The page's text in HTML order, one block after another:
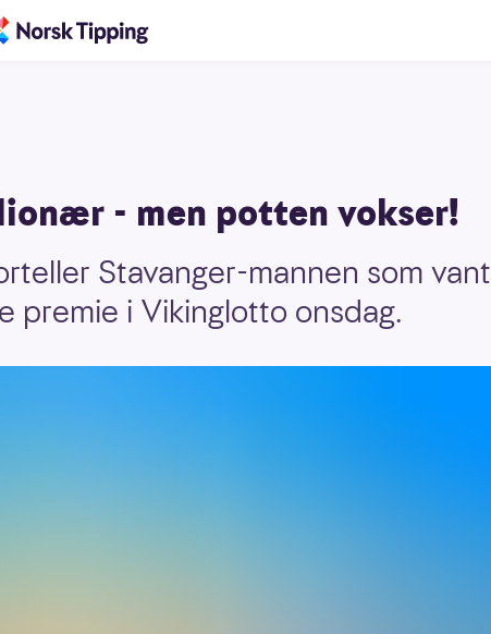
- men potten vokser!
Stavanger-mannen som vant
premie i Vikinglotto onsdag.